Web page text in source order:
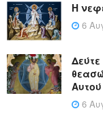
Η
6
Αυτού
6